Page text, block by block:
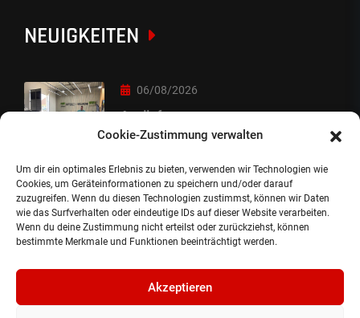
Cookie-Zustimmung verwalten
Um dir ein optimales Erlebnis zu bieten, verwenden wir Technologien wie
Cookies, um Geräteinformationen zu speichern und/oder darauf
zuzugreifen. Wenn du diesen Technologien zustimmst, können wir Daten
wie das Surfverhalten oder eindeutige IDs auf dieser Website verarbeiten.
Wenn du deine Zustimmung nicht erteilst oder zurückziehst, können
bestimmte Merkmale und Funktionen beeinträchtigt werden.
Akzeptieren
NEUIGKEITEN
06/08/2026
Auslieferung
05/08/2026
Auslieferung :-)